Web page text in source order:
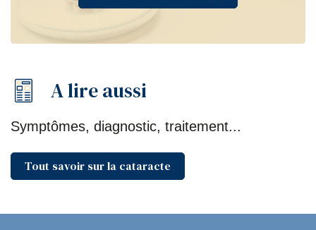
A lire aussi
Symptômes, diagnostic, traitement...
Tout savoir sur la cataracte